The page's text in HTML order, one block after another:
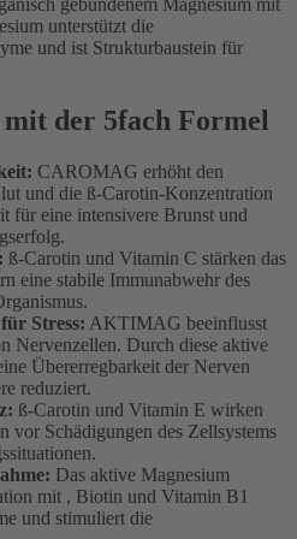
gebundenem Magnesium mit
unterstützt die
und ist Strukturbaustein für
der 5fach Formel
CAROMAG erhöht den
und die ß-Carotin-Konzentration
für eine intensivere Brunst und
ß-Carotin und Vitamin C stärken das
eine stabile Immunabwehr des
Stress: AKTIMAG beeinflusst
Nervenzellen. Durch diese aktive
Übererregbarkeit der Nerven
reduziert.
ß-Carotin und Vitamin E wirken
vor Schädigungen des Zellsystems
Das aktive Magnesium
mit , Biotin und Vitamin B1
und stimuliert die